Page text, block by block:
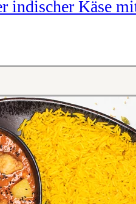
indischer Käse